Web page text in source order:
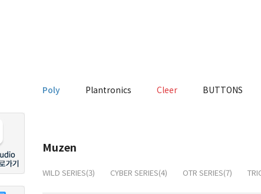
Poly Plantronics Cleer BUTTONS
Muzen
WILD SERIES(3) CYBER SERIES(4) OTR SERIES(7)